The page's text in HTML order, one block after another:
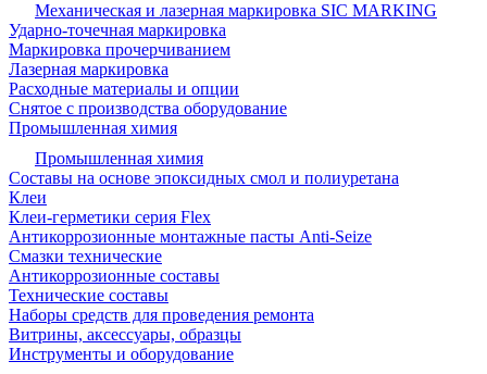
Механическая и лазерная маркировка SIC MARKING
Ударно-точечная маркировка
Маркировка прочерчиванием
Лазерная маркировка
Расходные материалы и опции
Снятое с производства оборудование
Промышленная химия
Промышленная химия
Составы на основе эпоксидных смол и полиуретана
Клеи
Клеи-герметики серия Flex
Антикоррозионные монтажные пасты Anti-Seize
Смазки технические
Антикоррозионные составы
Технические составы
Наборы средств для проведения ремонта
Витрины, аксессуары, образцы
Инструменты и оборудование